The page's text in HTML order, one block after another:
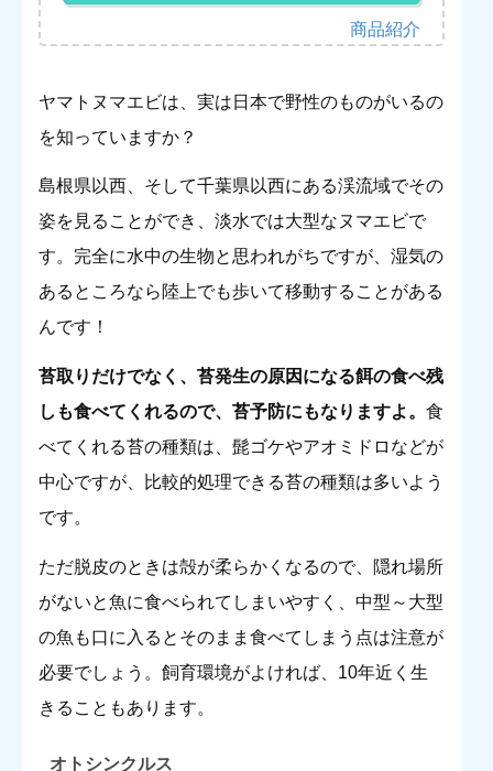
ヤマトヌマエビは、実は日本で野性のものがいるの
を知っていますか？
島根県以西、そして千葉県以西にある渓流域でその
姿を見ることができ、淡水では大型なヌマエビで
す。完全に水中の生物と思われがちですが、湿気の
あるところなら陸上でも歩いて移動することがある
んです！
苔取りだけでなく、苔発生の原因になる餌の食べ残
しも食べてくれるので、苔予防にもなりますよ。 食
べてくれる苔の種類は、髭ゴケやアオミドロなどが
中心ですが、比較的処理できる苔の種類は多いよう
です。
ただ脱皮のときは殻が柔らかくなるので、隠れ場所
がないと魚に食べられてしまいやすく、中型～大型
の魚も口に入るとそのまま食べてしまう点は注意が
必要でしょう。飼育環境がよければ、10年近く生
きることもあります。
オトシンクルス